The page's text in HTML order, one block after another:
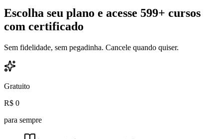
Escolha seu plano e acesse 599+ cursos
com certificado
Sem fidelidade, sem pegadinha. Cancele quando quiser.
Gratuito
R$ 0
para sempre